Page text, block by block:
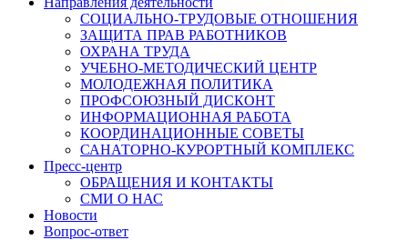
СОЦИАЛЬНО-ТРУДОВЫЕ ОТНОШЕНИЯ
ЗАЩИТА ПРАВ РАБОТНИКОВ
ОХРАНА ТРУДА
УЧЕБНО-МЕТОДИЧЕСКИЙ ЦЕНТР
МОЛОДЕЖНАЯ ПОЛИТИКА
ПРОФСОЮЗНЫЙ ДИСКОНТ
ИНФОРМАЦИОННАЯ РАБОТА
КООРДИНАЦИОННЫЕ СОВЕТЫ
САНАТОРНО-КУРОРТНЫЙ КОМПЛЕКС
Пресс-центр
ОБРАЩЕНИЯ И КОНТАКТЫ
СМИ О НАС
Новости
Вопрос-ответ